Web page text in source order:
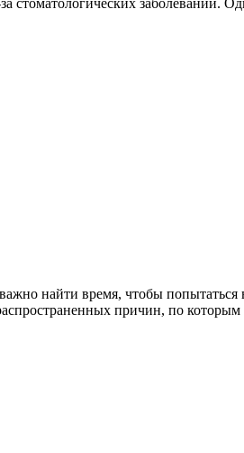
стоматологических заболеваний.
найти время, чтобы
причин, по